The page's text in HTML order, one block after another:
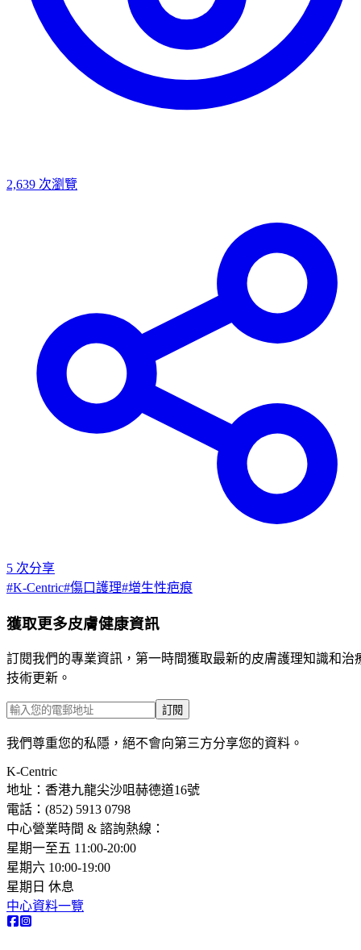
2,639 次瀏覽
5 次分享
#K-Centric#傷口護理#增生性疤痕
獲取更多皮膚健康資訊
訂閱我們的專業資訊，第一時間獲取最新的皮膚護理知識和治
技術更新。
訂閱
我們尊重您的私隱，絕不會向第三方分享您的資料。
K-Centric
地址：香港九龍尖沙咀赫德道16號
電話：(852) 5913 0798​
中心營業時間 & 諮詢熱線：
星期一至五 11:00-20:00
星期六 10:00-19:00
星期日 休息
中心資料一覽